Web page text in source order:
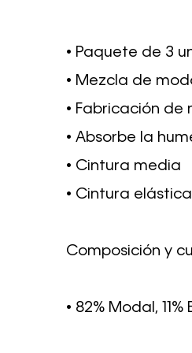
• Paquete de 3
• Mezcla de
• Fabricación de
• Absorbe la
• Cintura media
• Cintura
Composición y
• 82% Modal,